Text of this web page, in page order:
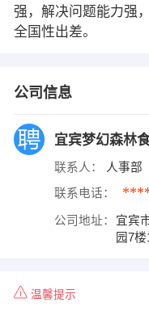
强，解决问题能力强
全国性出差。
公司信息
宜宾梦幻森林
联系人： 人事部
联系电话：
公司地址：
宜宾
园7楼
温馨提示